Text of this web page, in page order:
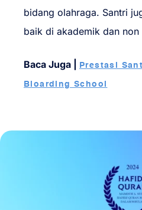
bidang olahraga. Santri
baik di akademik dan non
Baca Juga | Prestasi
Bioarding School